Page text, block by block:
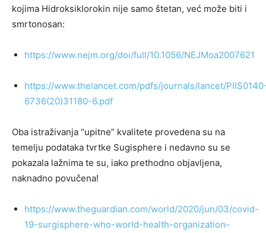
kojima Hidroksiklorokin nije samo štetan, već može biti i
smrtonosan:
https://www.nejm.org/doi/full/10.1056/NEJMoa2007621
https://www.thelancet.com/pdfs/journals/lancet/
6736(20)31180-6.pdf
Oba istraživanja “upitne” kvalitete provedena su na
temelju podataka tvrtke Sugisphere i nedavno su se
pokazala lažnima te su, iako prethodno objavljena,
naknadno povučena!
https://www.theguardian.com/world/2020/jun/03/covid-
19-surgisphere-who-world-health-organization-